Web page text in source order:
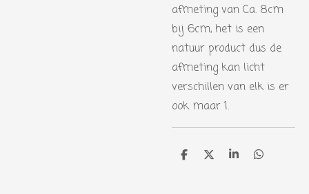
afmeting van Ca. 8cm
bij 6cm, het is een
natuur product dus de
afmeting kan licht
verschillen van elk is er
ook maar 1.
D D S D